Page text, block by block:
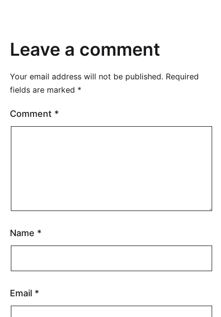
Leave a comment
Your email address will not be published. Required
fields are marked *
Comment *
Name *
Email *